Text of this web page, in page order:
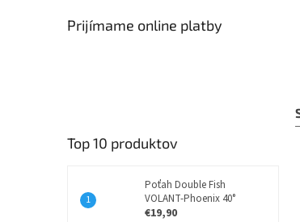
Prijímame online platby
Top 10 produktov
Poťah Double Fish
VOLANT-Phoenix 40°
€19,90